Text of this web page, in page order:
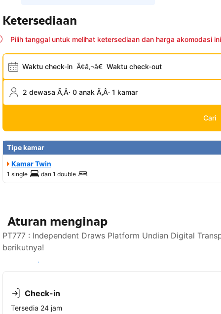
Ketersediaan
Pilih tanggal untuk melihat ketersediaan dan harga akomodasi ini
Waktu check-in Ã¢â‚¬â€ Waktu check-out
2 dewasa Ã‚Â· 0 anak Ã‚Â· 1 kamar
Cari
Tipe kamar
Kamar Twin
1 single dan 1 double
Aturan menginap
PT777 : Independent Draws Platform Undian Digital
berikutnya!
Lihat ketersediaan
Check-in
Tersedia 24 jam